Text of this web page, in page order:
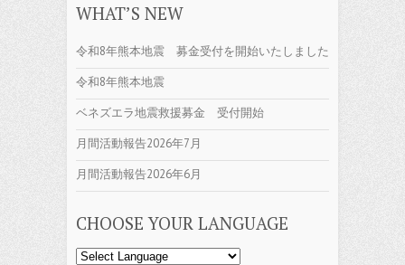
WHAT’S NEW
令和8年熊本地震 募金受付を開始いたしました
令和8年熊本地震
ベネズエラ地震救援募金 受付開始
月間活動報告2026年7月
月間活動報告2026年6月
CHOOSE YOUR LANGUAGE